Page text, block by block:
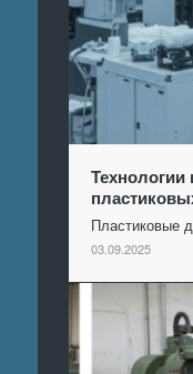
Технологии
Пластиковые
03.09.2025